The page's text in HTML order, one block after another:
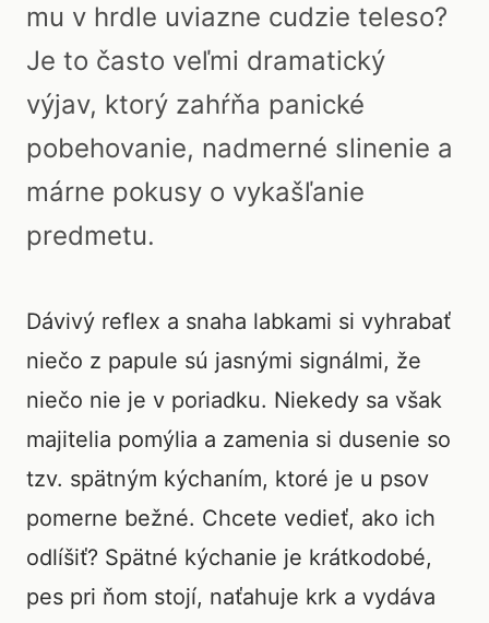
mu v hrdle uviazne cudzie teleso?
Je to často veľmi dramatický
výjav, ktorý zahŕňa panické
pobehovanie, nadmerné slinenie a
márne pokusy o vykašľanie
predmetu.
Dávivý reflex a snaha labkami si vyhrabať
niečo z papule sú jasnými signálmi, že
niečo nie je v poriadku. Niekedy sa však
majitelia pomýlia a zamenia si dusenie so
tzv. spätným kýchaním, ktoré je u psov
pomerne bežné. Chcete vedieť, ako ich
odlíšiť? Spätné kýchanie je krátkodobé,
pes pri ňom stojí, naťahuje krk a vydáva